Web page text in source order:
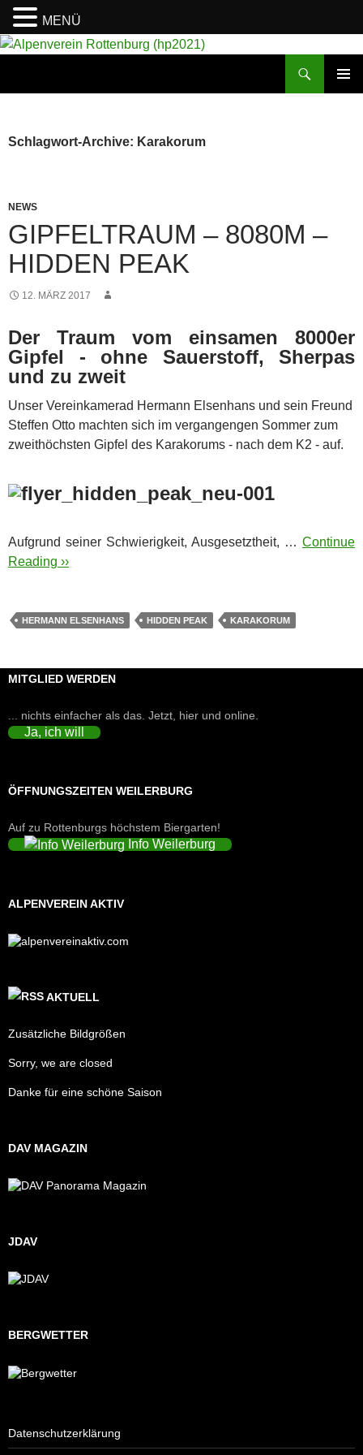
Schlagwort-Archive: Karakorum
NEWS
GIPFELTRAUM – 8080M –
HIDDEN PEAK
12. MÄRZ 2017
Der Traum vom einsamen 8000er
Gipfel - ohne Sauerstoff, Sherpas
und zu zweit
Unser Vereinkamerad Hermann Elsenhans und sein Freund
Steffen Otto machten sich im vergangengen Sommer zum
zweithöchsten Gipfel des Karakorums - nach dem K2 - auf.
Aufgrund seiner Schwierigkeit, Ausgesetztheit, … Continue
Reading ››
HERMANN ELSENHANS HIDDEN PEAK KARAKORUM
MITGLIED WERDEN
... nichts einfacher als das. Jetzt, hier und online.
Ja, ich will
ÖFFNUNGSZEITEN WEILERBURG
Auf zu Rottenburgs höchstem Biergarten!
Info Weilerburg
ALPENVEREIN AKTIV
AKTUELL
Zusätzliche Bildgrößen
Sorry, we are closed
Danke für eine schöne Saison
DAV MAGAZIN
JDAV
BERGWETTER
Datenschutzerklärung
MENÜ